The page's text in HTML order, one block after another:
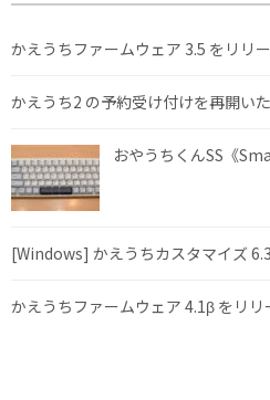
かえうちファームウェア 3.5 をリリ
かえうち2 の予約受け付けを再開い
おやうちくんSS《
[Windows] かえうちカスタマイズ
かえうちファームウェア 4.1β をリリ